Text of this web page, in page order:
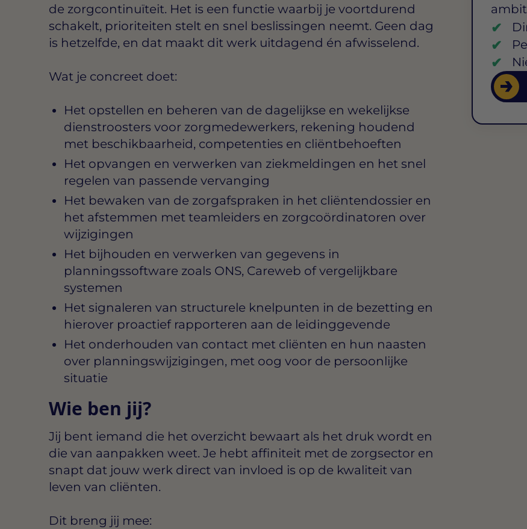
de zorgcontinuïteit. Het is een functie waarbij je voortdurend
schakelt, prioriteiten stelt en snel beslissingen neemt. Geen dag
is hetzelfde, en dat maakt dit werk uitdagend én afwisselend.
Wat je concreet doet:
Het opstellen en beheren van de dagelijkse en wekelijkse
dienstroosters voor zorgmedewerkers, rekening houdend
met beschikbaarheid, competenties en cliëntbehoeften
Het opvangen en verwerken van ziekmeldingen en het snel
regelen van passende vervanging
Het bewaken van de zorgafspraken in het cliëntendossier en
het afstemmen met teamleiders en zorgcoördinatoren over
wijzigingen
Het bijhouden en verwerken van gegevens in
planningssoftware zoals ONS, Careweb of vergelijkbare
systemen
Het signaleren van structurele knelpunten in de bezetting en
hierover proactief rapporteren aan de leidinggevende
Het onderhouden van contact met cliënten en hun naasten
over planningswijzigingen, met oog voor de persoonlijke
situatie
Wie ben jij?
Jij bent iemand die het overzicht bewaart als het druk wordt en
die van aanpakken weet. Je hebt affiniteit met de zorgsector en
snapt dat jouw werk direct van invloed is op de kwaliteit van
leven van cliënten.
Dit breng jij mee: